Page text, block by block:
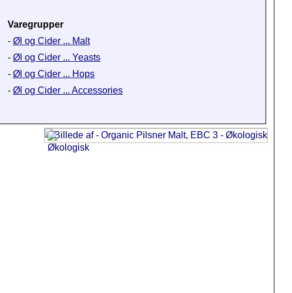
Varegrupper
- Øl og Cider ... Malt
- Øl og Cider ... Yeasts
- Øl og Cider ... Hops
- Øl og Cider ... Accessories